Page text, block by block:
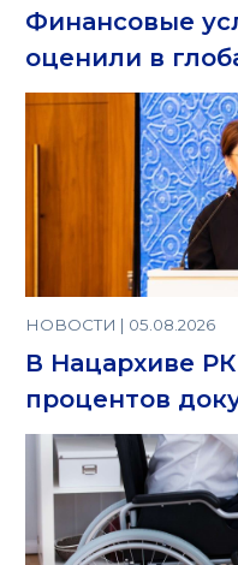
Финансовые
оценили в
НОВОСТИ | 05.08.2026
В Нацархиве
процентов